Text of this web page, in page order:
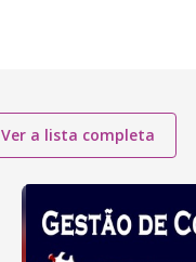
Ver a lista completa